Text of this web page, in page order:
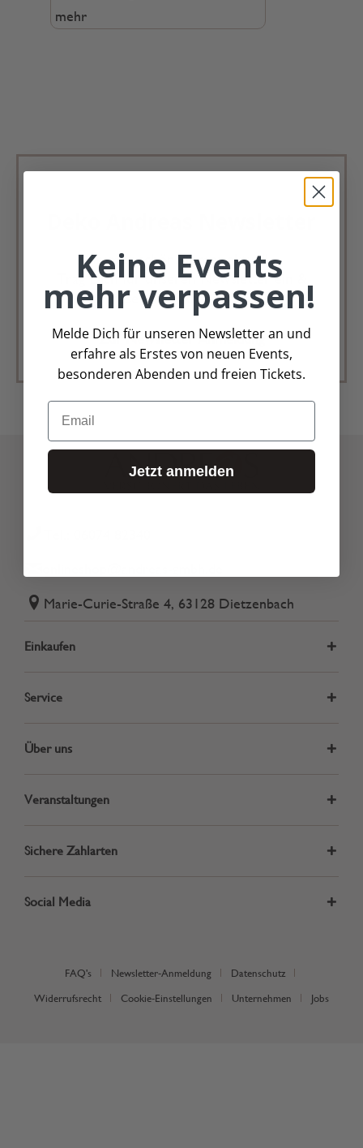
mehr
Immer schön, immer aktuell.
Trag Dich für unseren Newsletter ein &
verpasse keine Angebote mehr
Zur Newsletter Anmeldung
Marie-Curie-Straße 4, 63128 Dietzenbach
Einkaufen
Service
Über uns
Veranstaltungen
Sichere Zahlarten
Social Media
FAQ's Newsletter-Anmeldung Datenschutz
Widerrufsrecht Cookie-Einstellungen Unternehmen Jobs
Keine Events
mehr verpassen!
Melde Dich für unseren Newsletter an und
erfahre als Erstes von neuen Events,
besonderen Abenden und freien Tickets.
Email
Jetzt anmelden